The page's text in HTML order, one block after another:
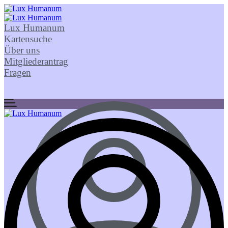
Lux Humanum
Kartensuche
Über uns
Mitgliederantrag
Fragen